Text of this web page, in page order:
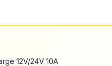
12V/24V 10A